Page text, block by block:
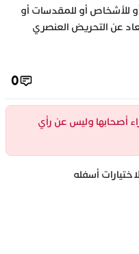
للأشخاص أو للمقدسات أو
عن التحريض العنصري
0
أصحابها وليس عن رأي
أسفله